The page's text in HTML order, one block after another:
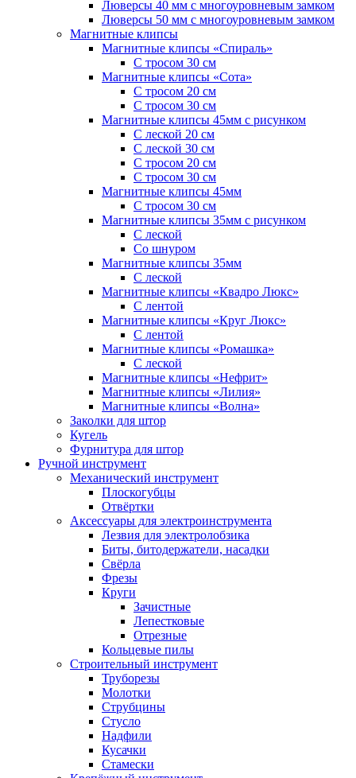
Люверсы 40 мм с многоуровневым замком
Люверсы 50 мм с многоуровневым замком
Магнитные клипсы
Магнитные клипсы «Спираль»
С тросом 30 см
Магнитные клипсы «Сота»
С тросом 20 см
С тросом 30 см
Магнитные клипсы 45мм с рисунком
С леской 20 см
С леской 30 см
С тросом 20 см
С тросом 30 см
Магнитные клипсы 45мм
С тросом 30 см
Магнитные клипсы 35мм с рисунком
С леской
Со шнуром
Магнитные клипсы 35мм
С леской
Магнитные клипсы «Квадро Люкс»
С лентой
Магнитные клипсы «Круг Люкс»
С лентой
Магнитные клипсы «Ромашка»
С леской
Магнитные клипсы «Нефрит»
Магнитные клипсы «Лилия»
Магнитные клипсы «Волна»
Заколки для штор
Кугель
Фурнитура для штор
Ручной инструмент
Механический инструмент
Плоскогубцы
Отвёртки
Аксессуары для электроинструмента
Лезвия для электролобзика
Биты, битодержатели, насадки
Свёрла
Фрезы
Круги
Зачистные
Лепестковые
Отрезные
Кольцевые пилы
Строительный инструмент
Труборезы
Молотки
Струбцины
Стусло
Надфили
Кусачки
Стамески